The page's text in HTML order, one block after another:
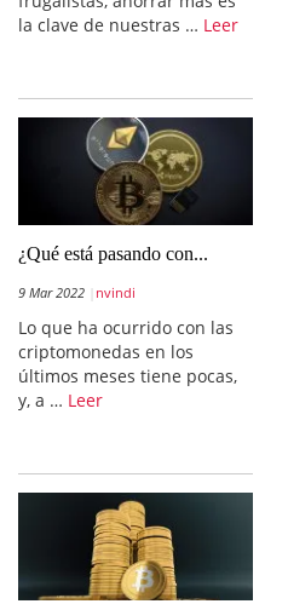
la clave de nuestras … Leer
¿Qué está pasando con...
9 Mar 2022 nvindi
Lo que ha ocurrido con las
criptomonedas en los
últimos meses tiene pocas,
y, a … Leer